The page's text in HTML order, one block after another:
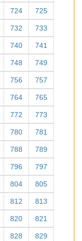
724 725
732 733
740 741
748 749
756 757
764 765
772 773
780 781
788 789
796 797
804 805
812 813
820 821
828 829